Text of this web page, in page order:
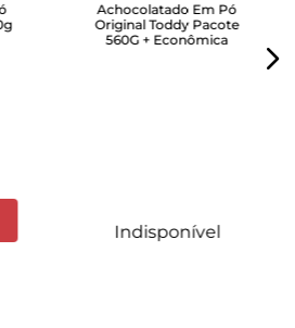
Achocolatado Em Pó
Original Toddy Pacote
560G + Econômica
Indisponível